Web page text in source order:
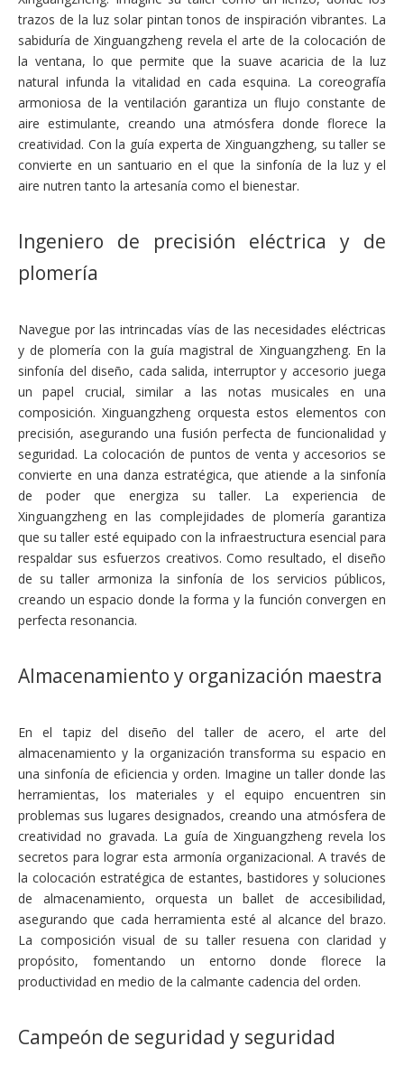
trazos de la luz solar pintan tonos de inspiración vibrantes. La
sabiduría de Xinguangzheng revela el arte de la colocación de
la ventana, lo que permite que la suave acaricia de la luz
natural infunda la vitalidad en cada esquina. La coreografía
armoniosa de la ventilación garantiza un flujo constante de
aire estimulante, creando una atmósfera donde florece la
creatividad. Con la guía experta de Xinguangzheng, su taller se
convierte en un santuario en el que la sinfonía de la luz y el
aire nutren tanto la artesanía como el bienestar.
Ingeniero de precisión eléctrica y de
plomería
Navegue por las intrincadas vías de las necesidades eléctricas
y de plomería con la guía magistral de Xinguangzheng. En la
sinfonía del diseño, cada salida, interruptor y accesorio juega
un papel crucial, similar a las notas musicales en una
composición. Xinguangzheng orquesta estos elementos con
precisión, asegurando una fusión perfecta de funcionalidad y
seguridad. La colocación de puntos de venta y accesorios se
convierte en una danza estratégica, que atiende a la sinfonía
de poder que energiza su taller. La experiencia de
Xinguangzheng en las complejidades de plomería garantiza
que su taller esté equipado con la infraestructura esencial para
respaldar sus esfuerzos creativos. Como resultado, el diseño
de su taller armoniza la sinfonía de los servicios públicos,
creando un espacio donde la forma y la función convergen en
perfecta resonancia.
Almacenamiento y organización maestra
En el tapiz del diseño del taller de acero, el arte del
almacenamiento y la organización transforma su espacio en
una sinfonía de eficiencia y orden. Imagine un taller donde las
herramientas, los materiales y el equipo encuentren sin
problemas sus lugares designados, creando una atmósfera de
creatividad no gravada. La guía de Xinguangzheng revela los
secretos para lograr esta armonía organizacional. A través de
la colocación estratégica de estantes, bastidores y soluciones
de almacenamiento, orquesta un ballet de accesibilidad,
asegurando que cada herramienta esté al alcance del brazo.
La composición visual de su taller resuena con claridad y
propósito, fomentando un entorno donde florece la
productividad en medio de la calmante cadencia del orden.
Campeón de seguridad y seguridad